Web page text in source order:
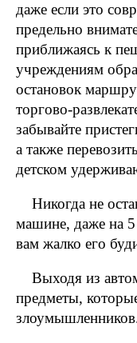
даже если это
предельно
приближаясь к
учреждениям
остановок
торгово-
забывайте
а также
детском
Никогда не
машине, даже на
вам жалко его
Выходя из
предметы,